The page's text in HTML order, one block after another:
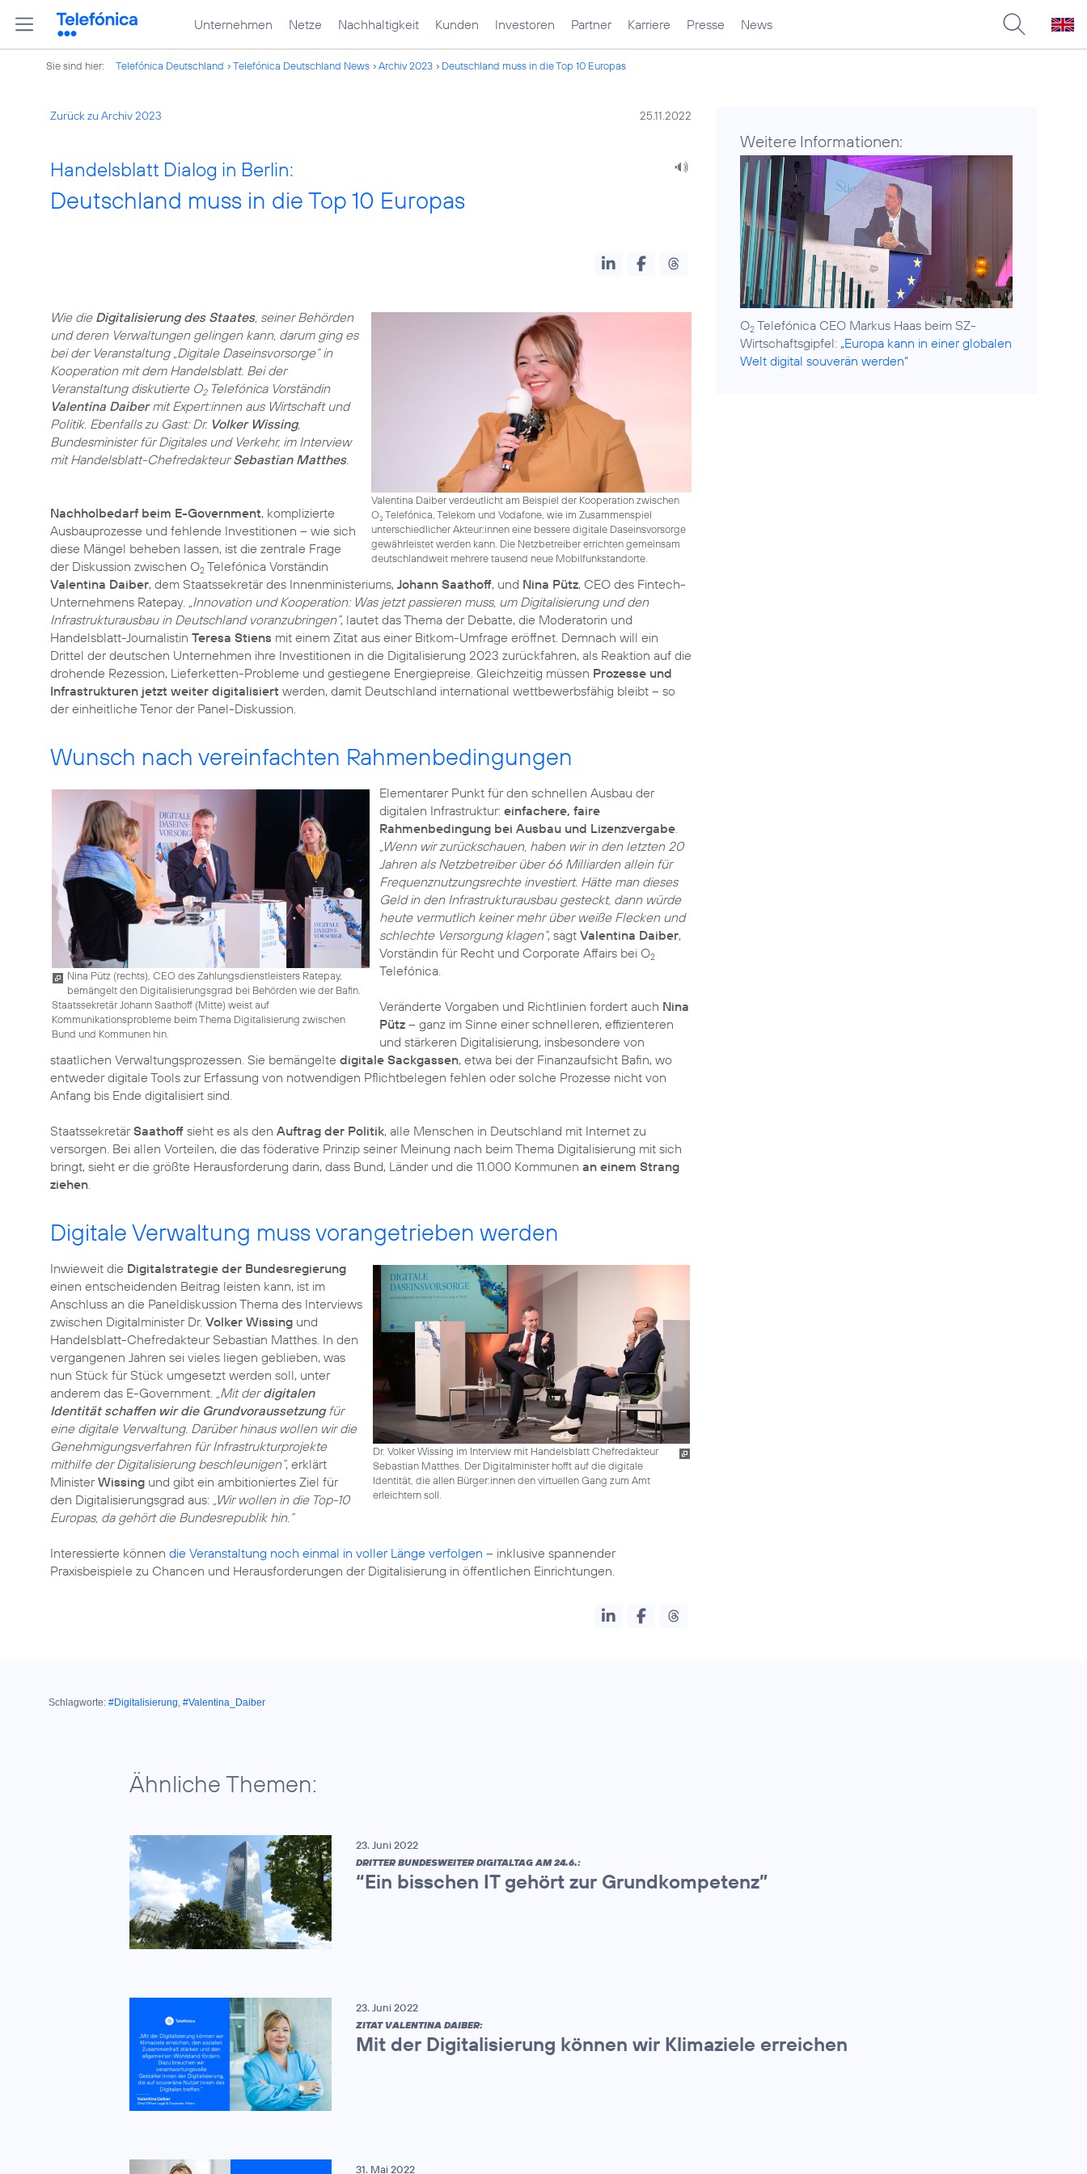
Unternehmen Netze Nachhaltigkeit Kunden Investoren Partner Karriere Presse News
Sie sind hier: Telefónica Deutschland Telefónica Deutschland News Archiv 2023 Deutschland muss in die Top 10 Europas
Zurück zu Archiv 2023 25.11.2022
Handelsblatt Dialog in Berlin:
Deutschland muss in die Top 10 Europas
Valentina Daiber verdeutlicht am Beispiel der Kooperation zwischen
O2Telefónica, Telekom und Vodafone, wie im Zusammenspiel
unterschiedlicher Akteur:innen eine bessere digitale Daseinsvorsorge
gewährleistet werden kann. Die Netzbetreiber errichten gemeinsam
deutschlandweit mehrere tausend neue Mobilfunkstandorte.
Wie die Digitalisierung des Staates, seiner Behörden
und deren Verwaltungen gelingen kann, darum ging es
bei der Veranstaltung „Digitale Daseinsvorsorge“ in
Kooperation mit dem Handelsblatt. Bei der
Veranstaltung diskutierte O2Telefónica Vorständin
Valentina Daibermit Expert:innen aus Wirtschaft und
Politik. Ebenfalls zu Gast: Dr. Volker Wissing,
Bundesminister für Digitales und Verkehr, im Interview
mit Handelsblatt-ChefredakteurSebastian Matthes
Nachholbedarf beim E-Government, komplizierte
Ausbauprozesse und fehlende Investitionen – wie sich
diese Mängel beheben lassen, ist die zentrale Frage
der Diskussion zwischen O2 Telefónica Vorständin
Valentina Daiber, dem Staatssekretär des Innenministeriums, Johann Saathoff, und Nina Pütz, CEO des Fintech-
Unternehmens Ratepay. „Innovation und Kooperation: Was jetzt passieren muss, um Digitalisierung und den
Infrastrukturausbau in Deutschland voranzubringen“, lautet das Thema der Debatte, die Moderatorin und
Handelsblatt-Journalistin Teresa Stiens mit einem Zitat aus einer Bitkom-Umfrage eröffnet. Demnach will ein
Drittel der deutschen Unternehmen ihre Investitionen in die Digitalisierung 2023 zurückfahren, als Reaktion auf die
drohende Rezession, Lieferketten-Probleme und gestiegene Energiepreise. Gleichzeitig müssen Prozesse und
Infrastrukturen jetzt weiter digitalisiert werden, damit Deutschland international wettbewerbsfähig bleibt – so
der einheitliche Tenor der Panel-Diskussion.
Wunsch nach vereinfachten Rahmenbedingungen
Nina Pütz (rechts), CEO des Zahlungsdienstleisters Ratepay,
bemängelt den Digitalisierungsgrad bei Behörden wie der Bafin.
Staatssekretär Johann Saathoff (Mitte) weist auf
Kommunikationsprobleme beim Thema Digitalisierung zwischen
Bund und Kommunen hin.
Elementarer Punkt für den schnellen Ausbau der
digitalen Infrastruktur: einfachere, faire
Rahmenbedingung bei Ausbau und Lizenzvergabe.
„Wenn wir zurückschauen, haben wir in den letzten 20
Jahren als Netzbetreiber über 66 Milliarden allein für
Frequenznutzungsrechte investiert. Hätte man dieses
Geld in den Infrastrukturausbau gesteckt, dann würde
heute vermutlich keiner mehr über weiße Flecken und
schlechte Versorgung klagen“, sagt Valentina Daiber,
Vorständin für Recht und Corporate Affairs bei O2
Telefónica.
Veränderte Vorgaben und Richtlinien fordert auch Nina
Pütz– ganz im Sinne einer schnelleren, effizienteren
und stärkeren Digitalisierung, insbesondere von
staatlichen Verwaltungsprozessen. Sie bemängelte digitale Sackgassen, etwa bei der Finanzaufsicht Bafin, wo
entweder digitale Tools zur Erfassung von notwendigen Pflichtbelegen fehlen oder solche Prozesse nicht von
Anfang bis Ende digitalisiert sind.
StaatssekretärSaathoff sieht es als den Auftrag der Politik, alle Menschen in Deutschland mit Internet zu
versorgen. Bei allen Vorteilen, die das föderative Prinzip seiner Meinung nach beim Thema Digitalisierung mit sich
bringt, sieht er die größte Herausforderung darin, dass Bund, Länder und die 11.000 Kommunen an einem Strang
ziehen.
Digitale Verwaltung muss vorangetrieben werden
Dr. Volker Wissing im Interview mit Handelsblatt Chefredakteur
Sebastian Matthes. Der Digitalminister hofft auf die digitale
Identität, die allen Bürger:innen den virtuellen Gang zum Amt
erleichtern soll.
Inwieweit die Digitalstrategie der Bundesregierung
einen entscheidenden Beitrag leisten kann, ist im
Anschluss an die Paneldiskussion Thema des Interviews
zwischen Digitalminister Dr. Volker Wissing und
Handelsblatt-Chefredakteur Sebastian Matthes. In den
vergangenen Jahren sei vieles liegen geblieben, was
nun Stück für Stück umgesetzt werden soll, unter
anderem das E-Government. „Mit derdigitalen
Identität schaffen wir die Grundvoraussetzungfür
eine digitale Verwaltung. Darüber hinaus wollen wir die
Genehmigungsverfahren für Infrastrukturprojekte
mithilfe der Digitalisierung beschleunigen“, erklärt
MinisterWissing und gibt ein ambitioniertes Ziel für
den Digitalisierungsgrad aus: „Wir wollen in die Top-10
Europas, da gehört die Bundesrepublik hin.“
Interessierte können die Veranstaltung noch einmal in voller Länge verfolgen – inklusive spannender
Praxisbeispiele zu Chancen und Herausforderungen der Digitalisierung in öffentlichen Einrichtungen.
Weitere Informationen:
O2 Telefónica CEO Markus Haas beim SZ-
Wirtschaftsgipfel: „Europa kann in einer globalen
Welt digital souverän werden“
Schlagworte: #Digitalisierung, #Valentina_Daiber
Ähnliche Themen:
23. Juni 2022
DRITTER BUNDESWEITER DIGITALTAG AM 24.6.:
“Ein bisschen IT gehört zur Grundkompetenz”
23. Juni 2022
ZITAT VALENTINA DAIBER:
Mit der Digitalisierung können wir Klimaziele erreichen
31. Mai 2022